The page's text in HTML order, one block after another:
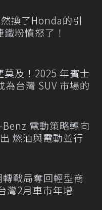
換了Honda的引
粉憤怒了！
莫及！2025 年賓士
為台灣 SUV 市場的
電動策略轉向
燃油與電動並行
轉戰局奪回輕型商
灣2月車市年增